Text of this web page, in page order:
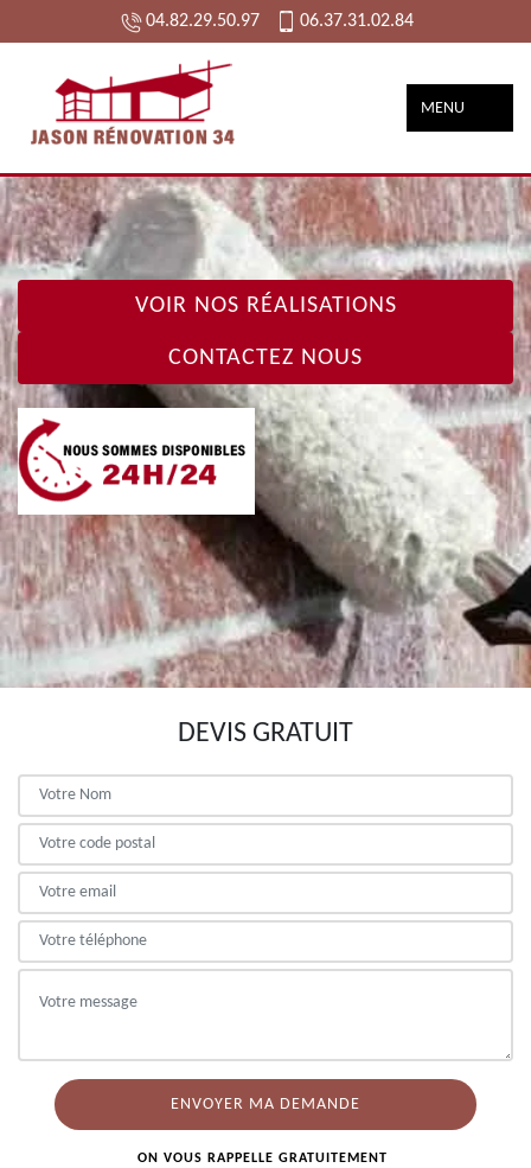
04.82.29.50.97 06.37.31.02.84
MENU
VOIR NOS RÉALISATIONS
CONTACTEZ NOUS
DEVIS GRATUIT
ON VOUS RAPPELLE GRATUITEMENT